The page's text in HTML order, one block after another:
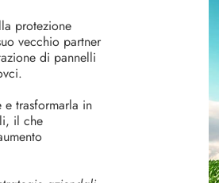
protezione
vecchio partner
di pannelli
e trasformarla in
il che